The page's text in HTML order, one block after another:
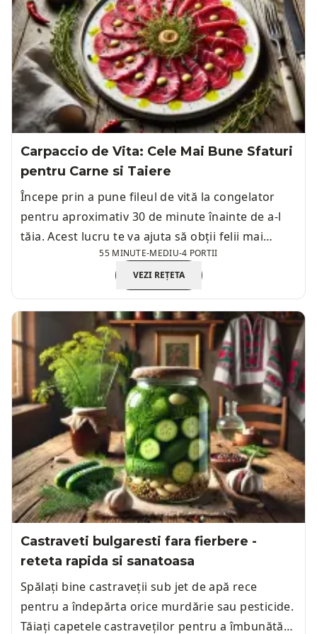
Carpaccio de Vita: Cele Mai Bune Sfaturi
pentru Carne si Taiere
Începe prin a pune fileul de vită la congelator
pentru aproximativ 30 de minute înainte de a-l
tăia. Acest lucru te va ajuta să obții felii mai
subțiri, ușor de manevrat.
55 MINUTE-MEDIU-4 PORTII
VEZI REȚETA
Castraveti bulgaresti fara fierbere -
reteta rapida si sanatoasa
Spălați bine castraveții sub jet de apă rece
pentru a îndepărta orice murdărie sau pesticide.
Tăiați capetele castraveților pentru a îmbunătăți